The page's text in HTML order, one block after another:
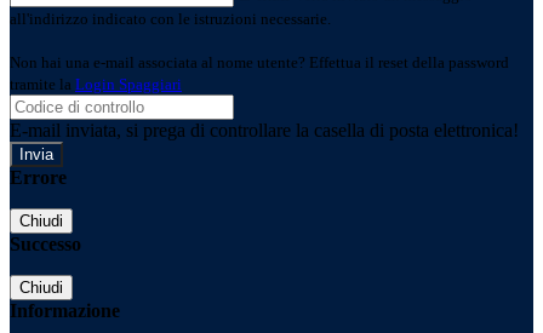
all'indirizzo indicato con le istruzioni necessarie.
Non hai una e-mail associata al nome utente? Effettua il reset della password
tramite la Login Spaggiari
E-mail inviata, si prega di controllare la casella di posta elettronica!
Errore
Chiudi
Successo
Chiudi
Informazione